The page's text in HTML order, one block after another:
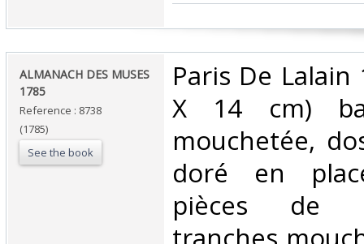
‎ALMANACH DES MUSES
1785‎
Reference : 8738
(1785)
See the book
‎Paris De
X 14 cm)
mouchetée,
doré en
pièces de